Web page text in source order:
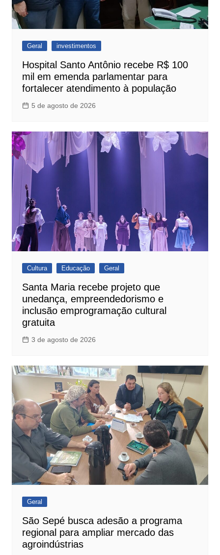
Geral investimentos
Hospital Santo Antônio recebe R$ 100
mil em emenda parlamentar para
fortalecer atendimento à população
5 de agosto de 2026
Cultura Educação Geral
Santa Maria recebe projeto que
unedança, empreendedorismo e
inclusão emprogramação cultural
gratuita
3 de agosto de 2026
Geral
São Sepé busca adesão a programa
regional para ampliar mercado das
agroindústrias